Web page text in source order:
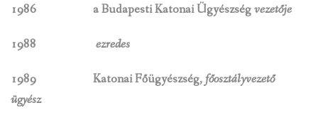
1986 a Budapesti Katonai Ügyészségvezetője
1988 ezredes
1989 Katonai Főügyészség,főosztályvezető
ügyész